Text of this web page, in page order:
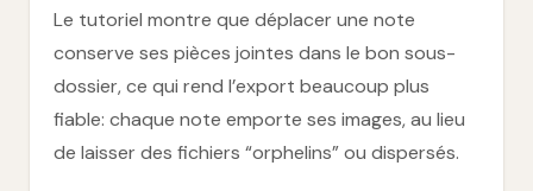
Le tutoriel montre que déplacer une note
conserve ses pièces jointes dans le bon sous-
dossier, ce qui rend l’export beaucoup plus
fiable: chaque note emporte ses images, au lieu
de laisser des fichiers “orphelins” ou dispersés.